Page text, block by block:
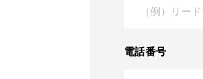
電話番号